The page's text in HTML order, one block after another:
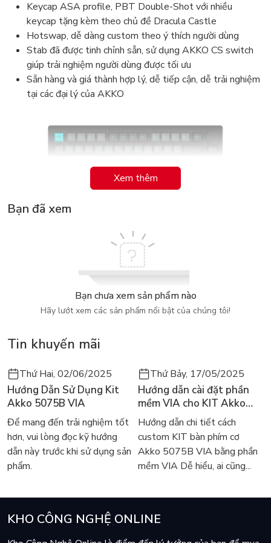
Keycap ASA profile, PBT Double-Shot với nhiều
keycap tặng kèm theo chủ đề Dracula Castle
Hotswap, dễ dàng custom theo ý thích người dùng
Stab đã được tinh chỉnh sẫn, sử dụng AKKO CS switch
giúp trải nghiệm người dùng được tối ưu
Sẵn hàng và giá thành hợp lý, dễ tiếp cận, dễ trải nghiệm
tại các đại lý của AKKO
Keycap tặng kèm của AKKO 5075B Plus Black & Cyan
- Model: 5075B Plus (Layout 75%)
- LED nền RGB (6028 SMD LED) với nhiều chế độ và có cả
LED 2 bên hông phím
- 3 chế độ kết nối: Dây / Bluetooth 5.0 / 2.4Ghz.NSX
USB 2.0 để được tín hiệu không dây tốt nhất.
- Pin 3000mah (Tiêu thụ 12ma / giờ ở chế độ không dây và
không bật LED)
- Kích thước: 335x146x42 mm | Nặng ~ 1.1Kg
các row.
- Keycap PBT Double-Shot, ASA profile
- Loại switch: AKKO CS Switch (Silver / Wine Red)
Xem thêm
Bạn đã xem
Bạn chưa xem sản phẩm nào
Hãy lướt xem các sản phẩm nổi bật của chúng tôi!
Tin khuyến mãi
Thứ Hai, 02/06/2025
Hướng Dẫn Sử Dụng Kit
Akko 5075B VIA
Để mang đến trải nghiệm tốt
hơn, vui lòng đọc kỹ hướng
dẫn này trước khi sử dụng sản
phẩm.
Thứ Bảy, 17/05/2025
Hướng dẫn cài đặt phần
mềm VIA cho KIT Akko
5075B VIA
Hướng dẫn chi tiết cách
custom KIT bàn phím cơ
Akko 5075B VIA bằng phần
mềm VIA Dễ hiểu, ai cũng...
KHO CÔNG NGHỆ ONLINE